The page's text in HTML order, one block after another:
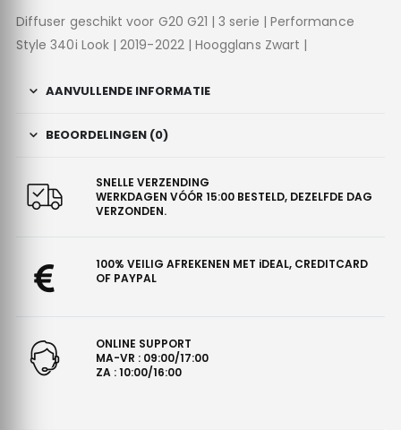
Diffuser geschikt voor G20 G21 | 3 serie | Performance
Style 340i Look | 2019-2022 | Hoogglans Zwart |
AANVULLENDE INFORMATIE
BEOORDELINGEN (0)
SNELLE VERZENDING
WERKDAGEN VÓÓR 15:00 BESTELD, DEZELFDE DAG
VERZONDEN.
100% VEILIG AFREKENEN MET iDEAL, CREDITCARD
OF PAYPAL
ONLINE SUPPORT
MA-VR : 09:00/17:00
ZA : 10:00/16:00